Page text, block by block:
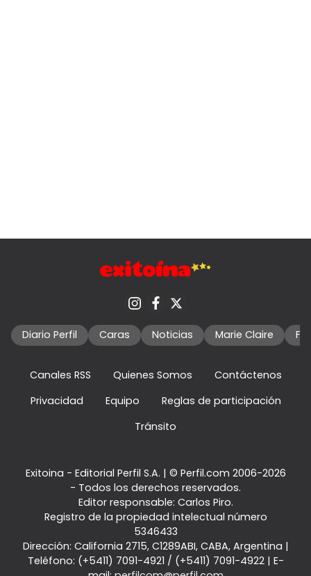
Diario Perfil Caras Noticias Marie Claire
Canales RSS Quienes Somos
Contáctenos
Privacidad
Equipo
Reglas de participación
Tránsito
Exitoina - Editorial Perfil S.A. | © Perfil.com 2006-2026
- Todos los derechos reservados.
Editor responsable: Carlos Piro.
Registro de la propiedad intelectual número
5346433
Dirección: California 2715, C1289ABI, CABA, Argentina |
Teléfono: (+5411) 7091-4921 / (+5411) 7091-4922| E-